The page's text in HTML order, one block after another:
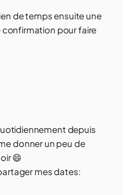
de temps ensuite une
confirmation pour faire
depuis
donner un peu de
😄
mes dates: